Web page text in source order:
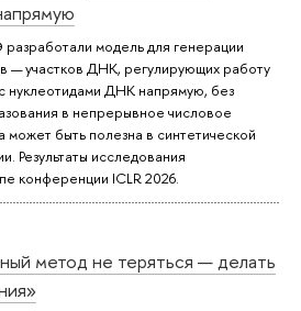
модель для генерации
— участков ДНК, регулирующих работу
нуклеотидами ДНК напрямую, без
в непрерывное числовое
может быть полезна в синтетической
Результаты исследования
конференции ICLR 2026.
метод не теряться — делать